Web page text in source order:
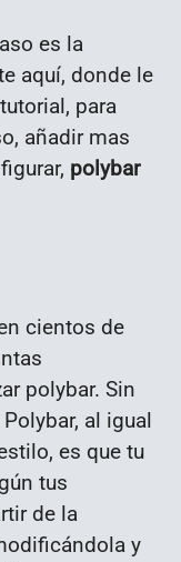
es la
aquí, donde le
para
añadir mas
polybar
cientos de
polybar. Sin
al igual
es que tu
tus
de la
y